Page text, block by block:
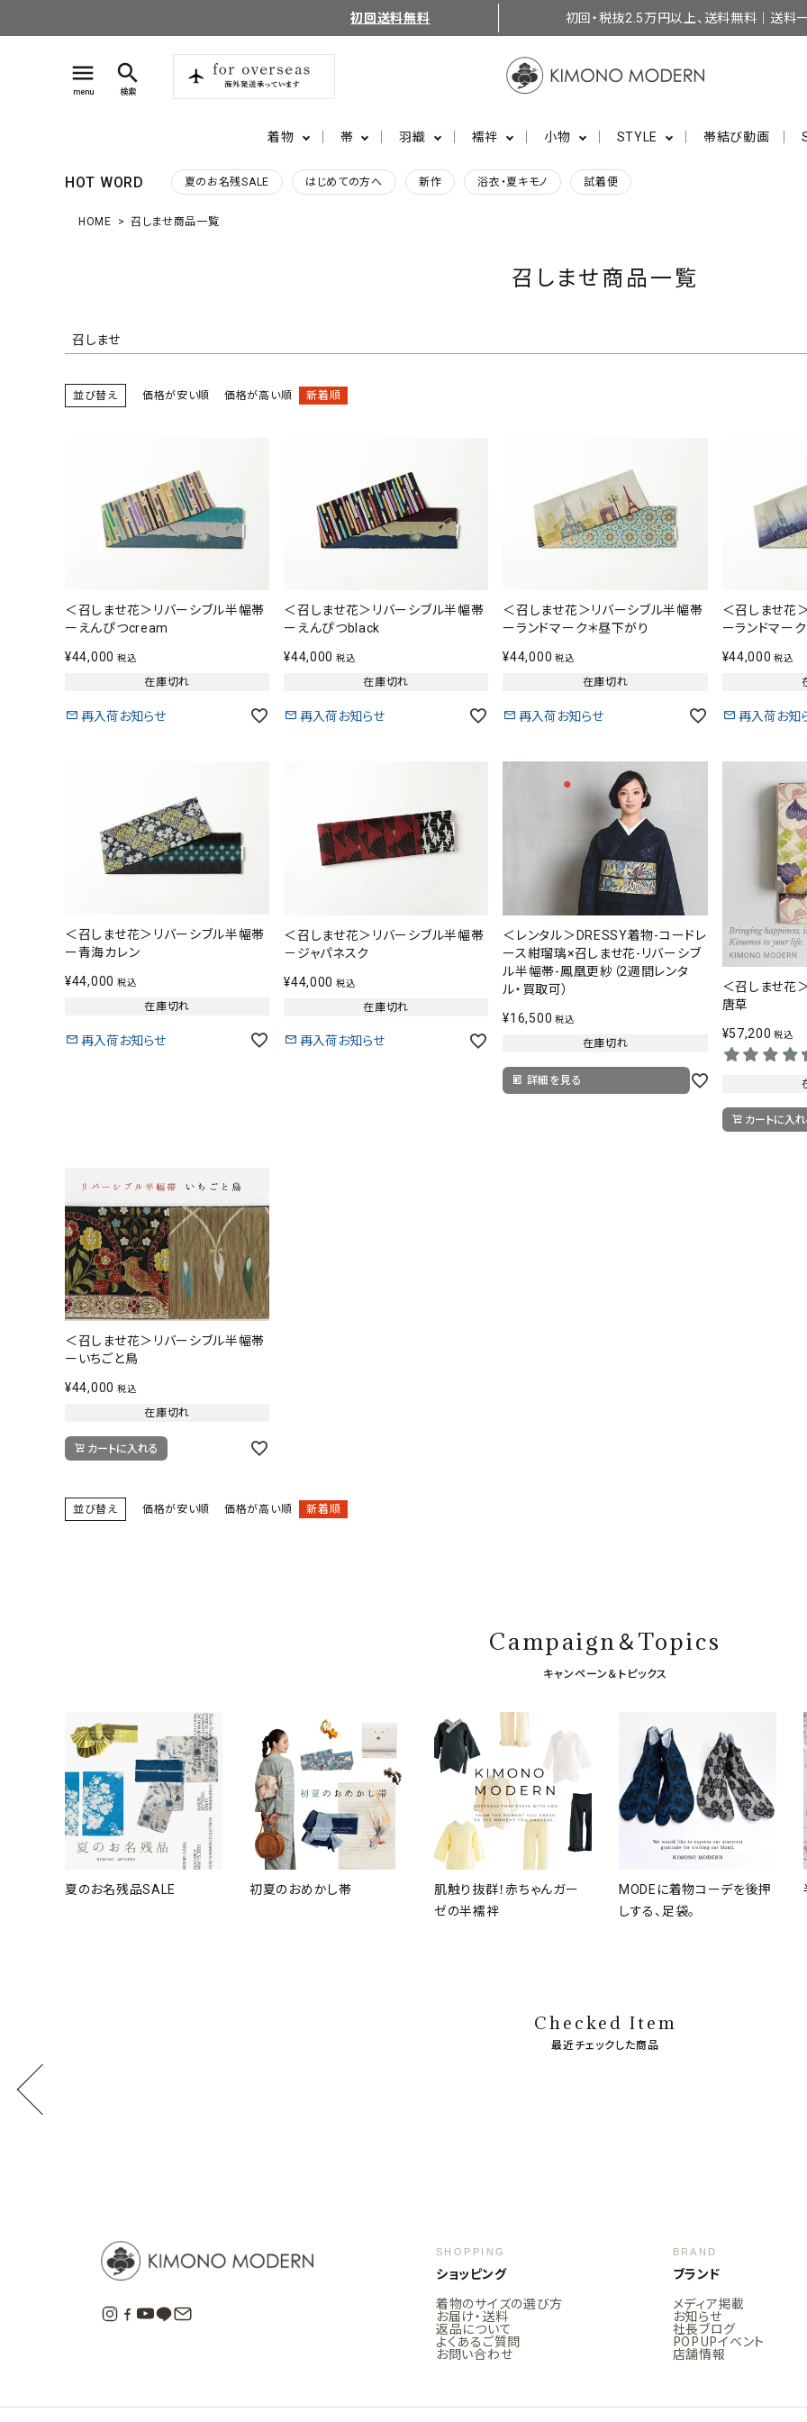
初回送料無料 初回・税抜2.5万円以上、送料無料｜送料
menu
menu
search
検索
着物 帯 羽織 襦袢 小物 STYLE 帯結び動画
HOT WORD 夏のお名残SALE はじめての方へ 新作 浴衣・夏キモノ 試着便
ようこそ ゲスト 様
新作・キャンペーン
帯結び動画
SHOPPING GUIDE
HOME 召しませ商品一覧
召しませ商品一覧
召しませ
〜
セール 限定 再入荷 翌日発送
M 22.5cm 23.0cm
カラー
予約商品のみを表示
並び順
並び替え 価格が安い順 価格が高い順 新着順
＜召しませ花＞リバーシブル半幅帯
ーえんぴつcream
¥44,000 税込
在庫切れ
再入荷お知らせ
＜召しませ花＞リバーシブル半幅帯
ーえんぴつblack
¥44,000 税込
在庫切れ
再入荷お知らせ
＜召しませ花＞リバーシブル半幅帯
ーランドマーク＊昼下がり
¥44,000 税込
在庫切れ
再入荷お知らせ
＜召しませ花
ーランドマー
¥44,000 税込
再入荷お知
＜召しませ花＞リバーシブル半幅帯
ー青海カレン
¥44,000 税込
在庫切れ
再入荷お知らせ
＜召しませ花＞リバーシブル半幅帯
－ジャパネスク
¥44,000 税込
在庫切れ
再入荷お知らせ
＜レンタル＞DRESSY着物-コードレ
ース紺瑠璃×召しませ花-リバーシブ
ル半幅帯-鳳凰更紗（2週間レンタ
ル・買取可）
¥16,500 税込
在庫切れ
詳細を見る
＜召しませ花
唐草
¥57,200 税込
カートに入れ
＜召しませ花＞リバーシブル半幅帯
ーいちごと鳥
¥44,000 税込
在庫切れ
カートに入れる
並び替え 価格が安い順 価格が高い順 新着順
Campaign＆Topics
キャンペーン＆トピックス
夏のお名残品SALE 初夏のおめかし帯
肌触り抜群！赤ちゃんガー
ゼの半襦袢
MODEに着物コーデを後押
しする、足袋。
Checked Item
最近チェックした商品
SHOPPING
ショッピング
着物のサイズの選び方
お届け・送料
返品について
よくあるご質問
お問い合わせ
BRAND
ブランド
メディア掲載
お知らせ
社長ブログ
POPUPイベント
店舗情報